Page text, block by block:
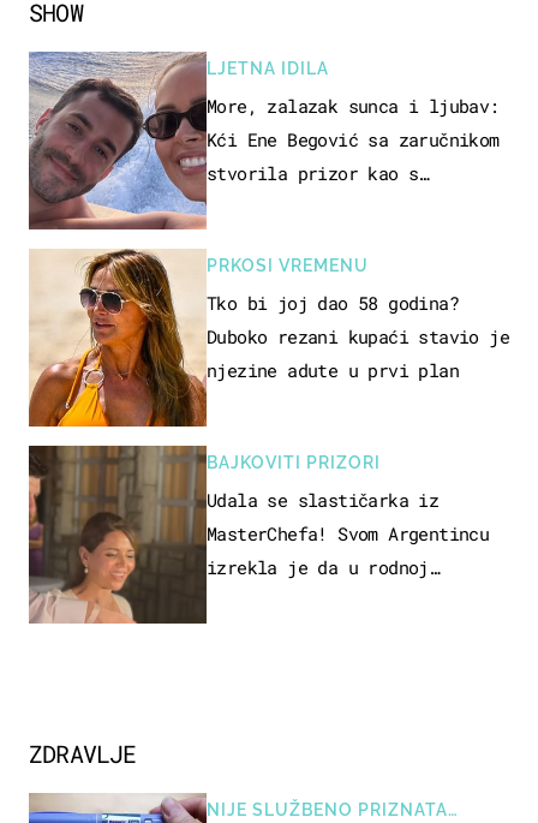
SHOW
LJETNA IDILA
More, zalazak sunca i ljubav:
Kći Ene Begović sa zaručnikom
stvorila prizor kao s
PRKOSI VREMENU
Tko bi joj dao 58 godina?
Duboko rezani kupaći stavio je
njezine adute u prvi plan
BAJKOVITI PRIZORI
Udala se slastičarka iz
MasterChefa! Svom Argentincu
izrekla je da u rodnoj
ZDRAVLJE
NIJE SLUŽBENO PRIZNATA